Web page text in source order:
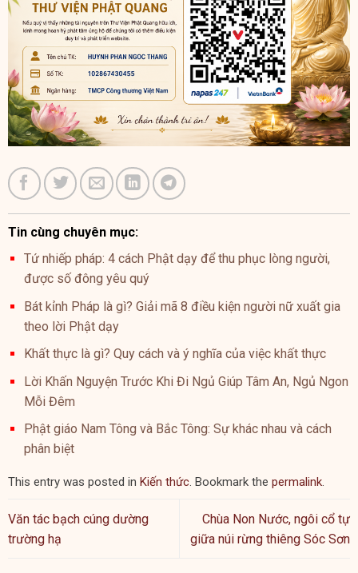
Tin cùng chuyên mục:
Tứ nhiếp pháp: 4 cách Phật dạy để thu phục lòng người,
được số đông yêu quý
Bát kỉnh Pháp là gì? Giải mã 8 điều kiện người nữ xuất gia
theo lời Phật dạy
Khất thực là gì? Quy cách và ý nghĩa của việc khất thực
Lời Khấn Nguyện Trước Khi Đi Ngủ Giúp Tâm An, Ngủ Ngon
Mỗi Đêm
Phật giáo Nam Tông và Bắc Tông: Sự khác nhau và cách
phân biệt
This entry was posted in Kiến thức. Bookmark the permalink.
Văn tác bạch cúng dường
trường hạ
Chùa Non Nước, ngôi cổ tự
giữa núi rừng thiêng Sóc Sơn